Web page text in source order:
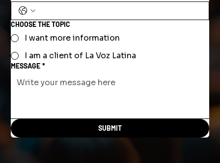
CHOOSE THE TOPIC
I want more information
I am a client of La Voz Latina
MESSAGE *
SUBMIT